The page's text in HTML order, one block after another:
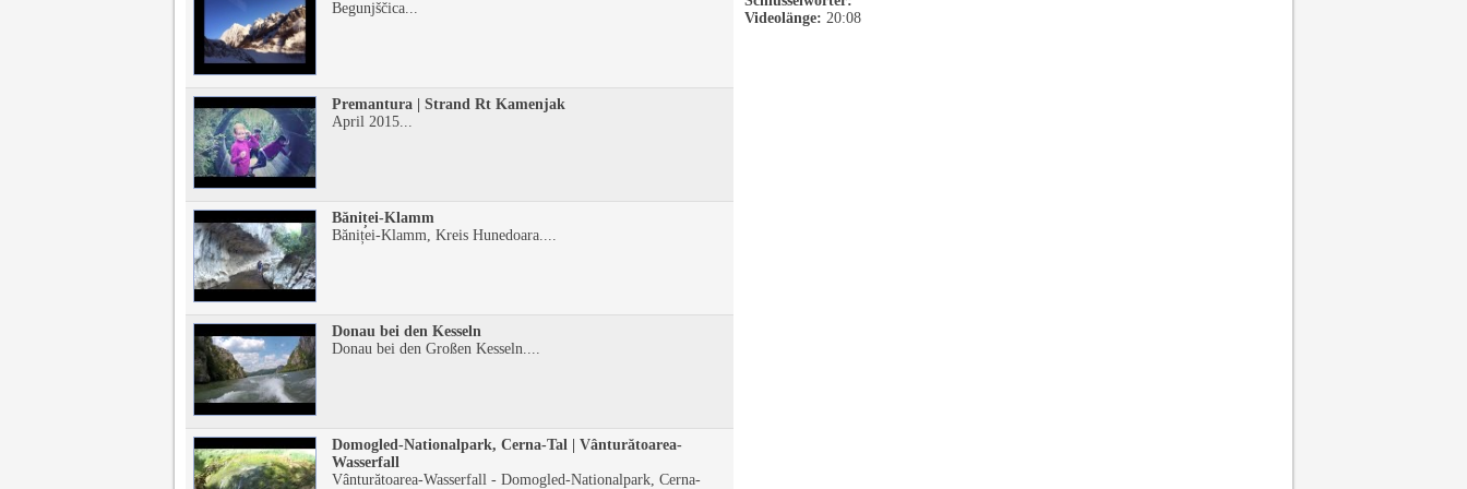
Begunjščica...
Premantura | Strand Rt Kamenjak
April 2015...
Băniței-Klamm
Băniței-Klamm, Kreis Hunedoara....
Donau bei den Kesseln
Donau bei den Großen Kesseln....
Domogled-Nationalpark, Cerna-Tal | Vânturătoarea-
Wasserfall
Vânturătoarea-Wasserfall - Domogled-Nationalpark, Cerna-
Videolänge: 20:08